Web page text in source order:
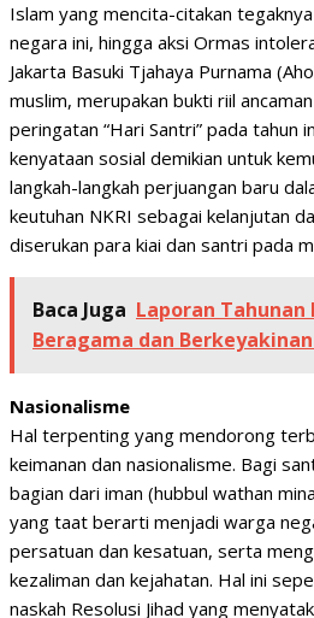
Islam yang mencita-citakan
negara ini, hingga aksi Ormas
Jakarta Basuki Tjahaya Purnama
muslim, merupakan bukti riil
peringatan “Hari Santri” pada tahun
kenyataan sosial demikian untuk
langkah-langkah perjuangan baru
keutuhan NKRI sebagai kelanjutan
diserukan para kiai dan santri pada
Baca Juga Laporan Tahunan
Beragama dan
Nasionalisme
Hal terpenting yang mendorong
keimanan dan nasionalisme. Bagi
bagian dari iman (hubbul wathan
yang taat berarti menjadi warga
persatuan dan kesatuan, serta
kezaliman dan kejahatan. Hal ini
naskah Resolusi Jihad yang